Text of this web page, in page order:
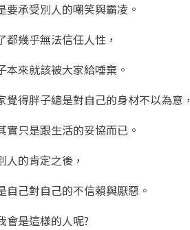
要承受別人的嘲笑與霸凌。
都幾乎無法信任人性，
本來就該被大家給唾棄。
覺得胖子總是對自己的身材不以為意，
實只是跟生活的妥協而已。
人的肯定之後，
自己對自己的不信賴與厭惡。
會是這樣的人呢?